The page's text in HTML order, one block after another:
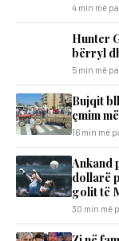
4 min më
Hunter
bërryl
5 min më
Bujqit
çmim
16 min më
Ankand
dollarë
golit të
30 min më